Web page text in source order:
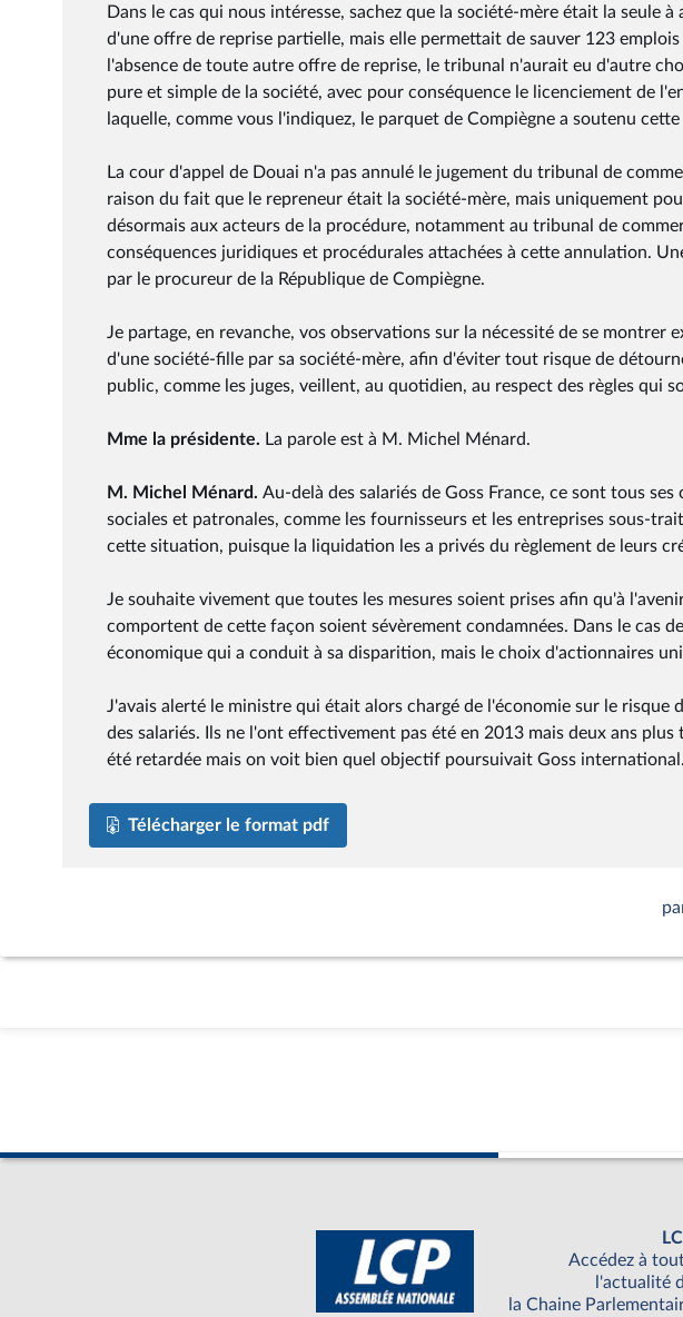
Dans le cas qui nous intéresse, sachez que la société-mère était la seule
d'une offre de reprise partielle, mais elle permettait de sauver 123
l'absence de toute autre offre de reprise, le tribunal n'aurait eu d'autre
pure et simple de la société, avec pour conséquence le licenciement de
laquelle, comme vous l'indiquez, le parquet de Compiègne a soutenu
La cour d'appel de Douai n'a pas annulé le jugement du tribunal de
raison du fait que le repreneur était la société-mère, mais uniquement
désormais aux acteurs de la procédure, notamment au tribunal de
conséquences juridiques et procédurales attachées à cette annulation.
par le procureur de la République de Compiègne.
Je partage, en revanche, vos observations sur la nécessité de se montrer
d'une société-fille par sa société-mère, afin d'éviter tout risque de
public, comme les juges, veillent, au quotidien, au respect des règles qui
Mme la présidente. La parole est à M. Michel Ménard.
M. Michel Ménard. Au-delà des salariés de Goss France, ce sont tous
sociales et patronales, comme les fournisseurs et les entreprises sous-
cette situation, puisque la liquidation les a privés du règlement de leurs
Je souhaite vivement que toutes les mesures soient prises afin qu'à
comportent de cette façon soient sévèrement condamnées. Dans le cas
économique qui a conduit à sa disparition, mais le choix d'actionnaires
J'avais alerté le ministre qui était alors chargé de l'économie sur le risque
des salariés. Ils ne l'ont effectivement pas été en 2013 mais deux ans
été retardée mais on voit bien quel objectif poursuivait Goss international.
Télécharger le format pdf
Accédez à
l'actualité
la Chaine